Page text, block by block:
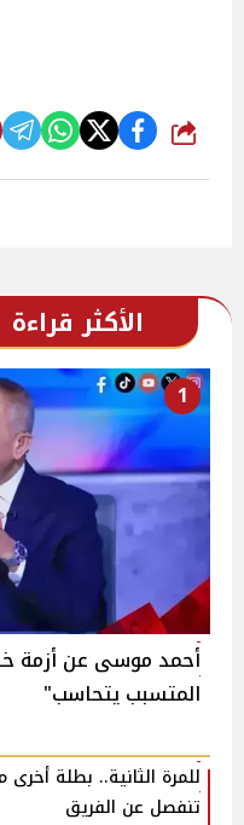
شارك
الأكثر قراءة
1
أحمد موسى عن أزمة
المتسبب يتحاسب"
تنفصل عن الفريق